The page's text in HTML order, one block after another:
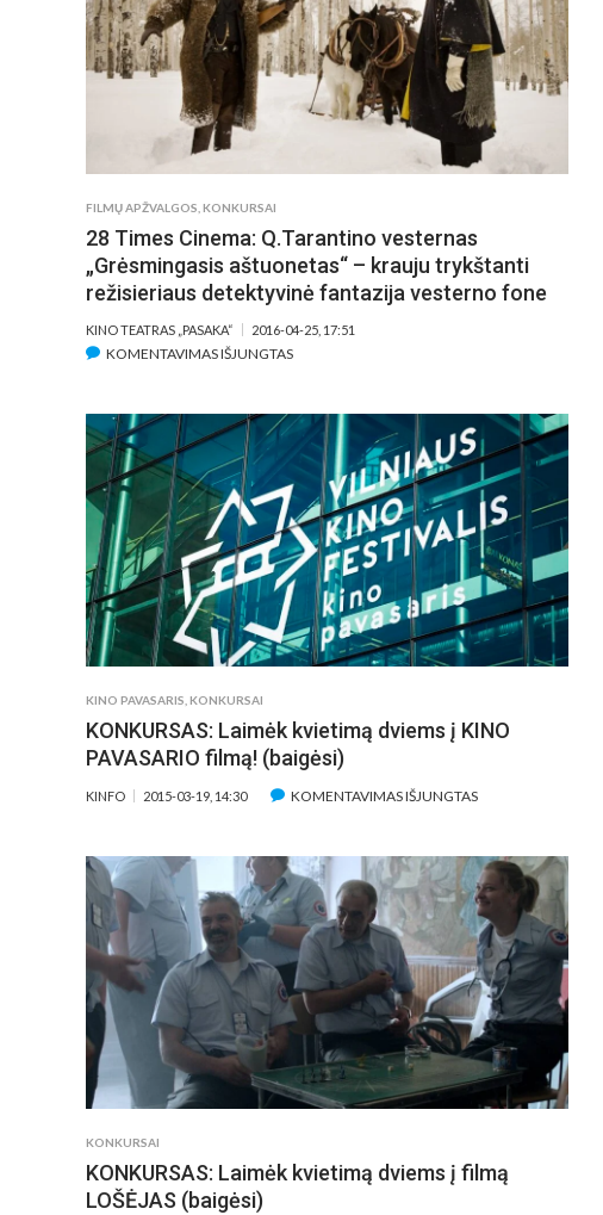
PUSĖ
A.
T.
JENSENO
FILME
FILMŲ APŽVALGOS KONKURSAI
28 Times Cinema: Q.Tarantino vesternas
„Grėsmingasis aštuonetas“ – krauju trykštanti
režisieriaus detektyvinė fantazija vesterno fone
KINO TEATRAS „PASAKA“ 2016-04-25, 17:51
KOMENTAVIMAS IŠJUNGTASĮRAŠE
CINEMA:
Q.TARANTINO
VESTERNAS
„GRĖSMINGASIS
AŠTUONETAS“
–
KRAUJU
TRYKŠTANTI
REŽISIERIAUS
DETEKTYVINĖ
FONE
KINO PAVASARIS KONKURSAI
KONKURSAS: Laimėk kvietimą dviems į KINO
PAVASARIO filmą! (baigėsi)
KINFO 2015-03-19, 14:30 KOMENTAVIMAS IŠJUNGTASĮRAŠE
KVIETIMĄ
DVIEMS
Į
KINO
PAVASARIO
FILMĄ!
(BAIGĖSI)
KONKURSAI
KONKURSAS: Laimėk kvietimą dviems į filmą
LOŠĖJAS (baigėsi)